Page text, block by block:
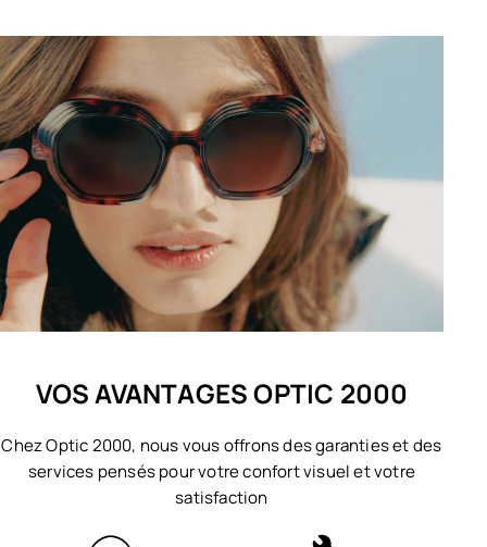
VOS AVANTAGES OPTIC 2000
Chez Optic 2000, nous vous offrons des garanties et des
services pensés pour votre confort visuel et votre
satisfaction